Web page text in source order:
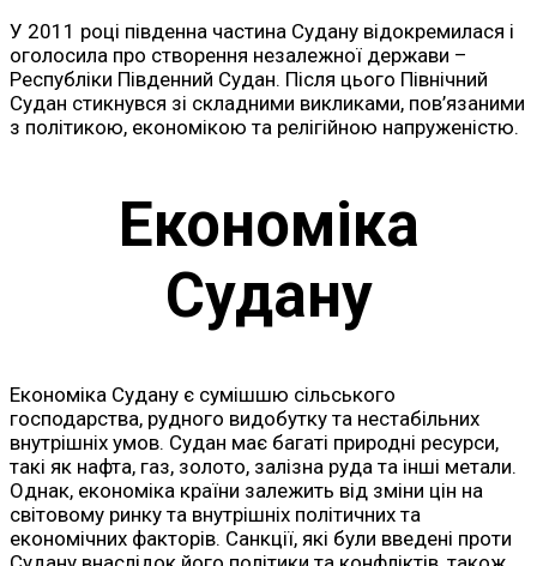
У 2011 році південна частина Судану відокремилася і
оголосила про створення незалежної держави –
Республіки Південний Судан. Після цього Північний
Судан стикнувся зі складними викликами, пов’язаними
з політикою, економікою та релігійною напруженістю.
Економіка
Судану
Економіка Судану є сумішшю сільського
господарства, рудного видобутку та нестабільних
внутрішніх умов. Судан має багаті природні ресурси,
такі як нафта, газ, золото, залізна руда та інші метали.
Однак, економіка країни залежить від зміни цін на
світовому ринку та внутрішніх політичних та
економічних факторів. Санкції, які були введені проти